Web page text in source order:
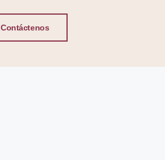
Contáctenos